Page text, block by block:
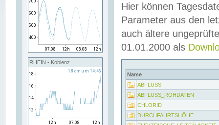
RHEIN - Koblenz
Hier können
Parameter aus den
auch ältere
01.01.2000 als
Name
ABFLUSS
ABFLUSS_ROHDATEN
CHLORID
DURCHFAHRTSHÖHE